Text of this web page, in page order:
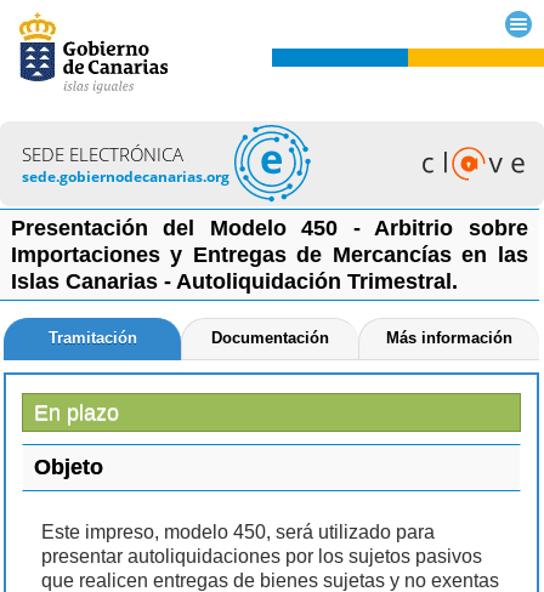
SEDE ELECTRÓNICA
sede.gobiernodecanarias.org
Presentación del Modelo 450 - Arbitrio sobre
Importaciones y Entregas de Mercancías en las
Islas Canarias - Autoliquidación Trimestral.
Tramitación Documentación Más información
En plazo
Objeto
Este impreso, modelo 450, será utilizado para
presentar autoliquidaciones por los sujetos pasivos
que realicen entregas de bienes sujetas y no exentas